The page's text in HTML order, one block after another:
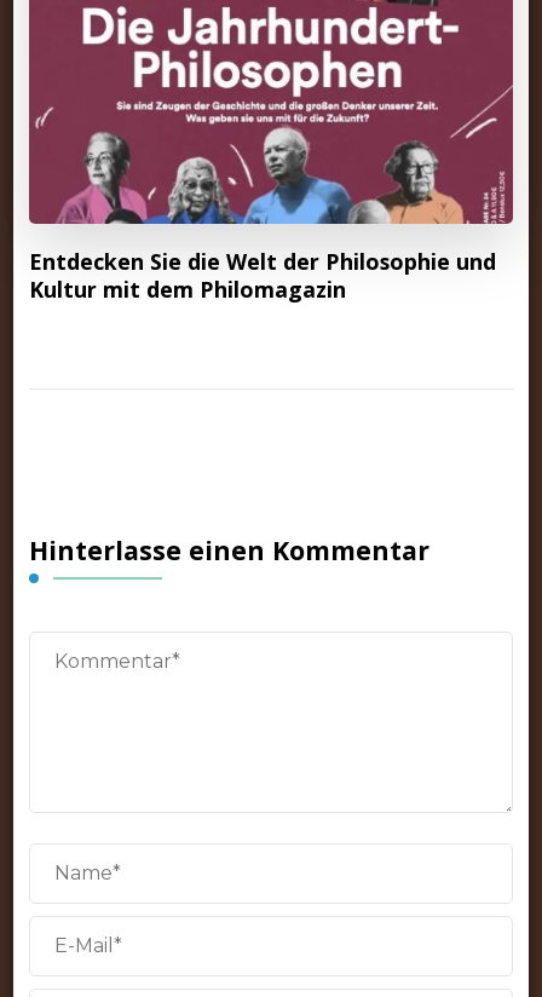
Entdecken Sie die Welt der Philosophie und
Kultur mit dem Philomagazin
Hinterlasse einen Kommentar